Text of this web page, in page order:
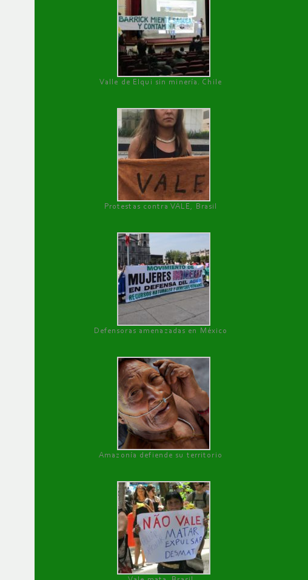
Valle de Elqui sin minería. Chile
Protestas contra VALE, Brasil
Defensoras amenazadas en México
Amazonía defiende su territorio